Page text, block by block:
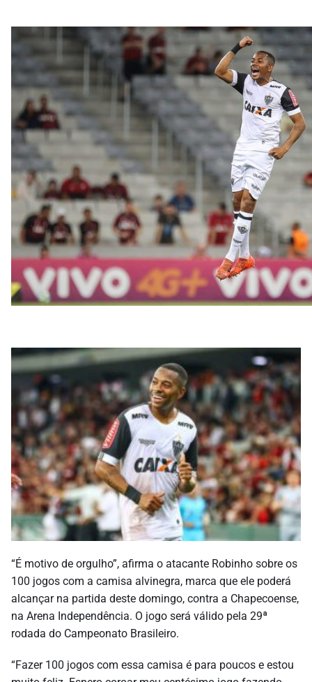
“É motivo de orgulho”, afirma o atacante Robinho sobre os
100 jogos com a camisa alvinegra, marca que ele poderá
alcançar na partida deste domingo, contra a Chapecoense,
na Arena Independência. O jogo será válido pela 29ª
rodada do Campeonato Brasileiro.
“Fazer 100 jogos com essa camisa é para poucos e estou